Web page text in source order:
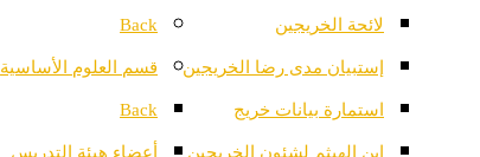
لائحة الخريجين
إستبيان مدى رضا الخريجين
استمارة بيانات خريج
ابن الهيثم لشئون الخريجين
Back
قسم العلوم الأساسية
Back
أعضاء هيئة التدريس